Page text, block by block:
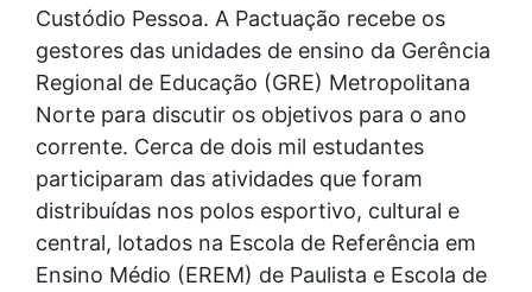
Custódio Pessoa. A Pactuação recebe os
gestores das unidades de ensino da Gerência
Regional de Educação (GRE) Metropolitana
Norte para discutir os objetivos para o ano
corrente. Cerca de dois mil estudantes
participaram das atividades que foram
distribuídas nos polos esportivo, cultural e
central, lotados na Escola de Referência em
Ensino Médio (EREM) de Paulista e Escola de